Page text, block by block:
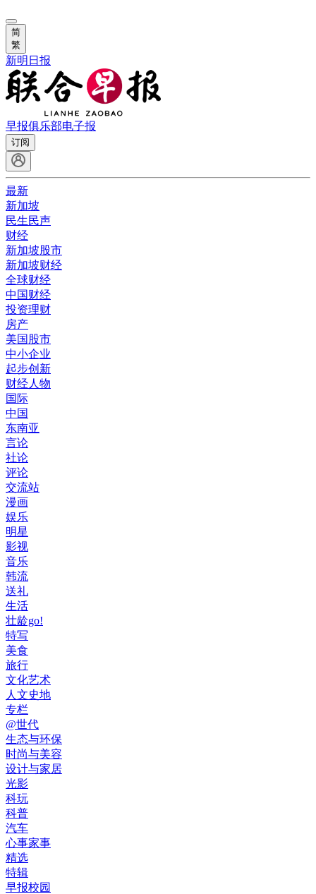
简
繁
新明日报
早报俱乐部电子报
订阅
最新
新加坡
民生民声
财经
新加坡股市
新加坡财经
全球财经
中国财经
投资理财
房产
美国股市
中小企业
起步创新
财经人物
国际
中国
东南亚
言论
社论
评论
交流站
漫画
娱乐
明星
影视
音乐
韩流
送礼
生活
壮龄go!
特写
美食
旅行
文化艺术
人文史地
专栏
@世代
生态与环保
时尚与美容
设计与家居
光影
科玩
科普
汽车
心事家事
精选
特辑
早报校园